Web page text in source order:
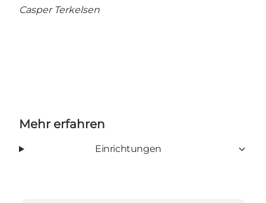
Casper Terkelsen
Mehr erfahren
Einrichtungen